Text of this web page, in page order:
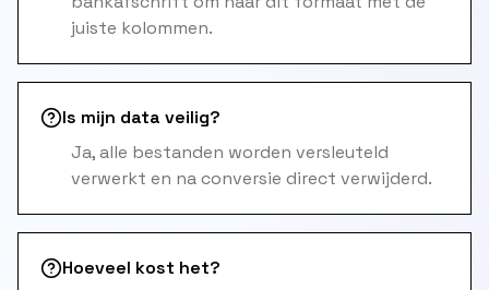
juiste kolommen.
Is mijn data veilig?
Ja, alle bestanden worden versleuteld
verwerkt en na conversie direct verwijderd.
Hoeveel kost het?